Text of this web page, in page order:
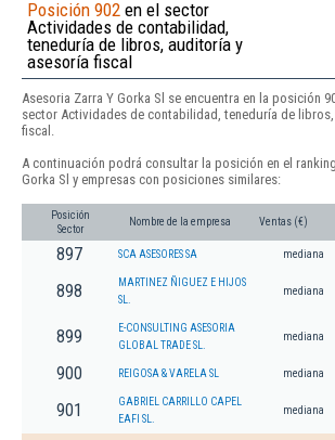
Posición 902 en el sector
Actividades de contabilidad,
teneduría de libros, auditoría y
asesoría fiscal
Asesoria Zarra Y Gorka Sl se encuentra en la posición
sector Actividades de contabilidad, teneduría de
fiscal.
A continuación podrá consultar la posición en el
Gorka Sl y empresas con posiciones similares:
Posición
Sector
Nombre de la empresa Ventas (€)
897 SCA ASESORES SA mediana
898
MARTINEZ ÑIGUEZ E HIJOS
SL.
mediana
899
E-CONSULTING ASESORIA
GLOBAL TRADE SL.
mediana
900 REIGOSA & VARELA SL mediana
901
GABRIEL CARRILLO CAPEL
EAFI SL.
mediana